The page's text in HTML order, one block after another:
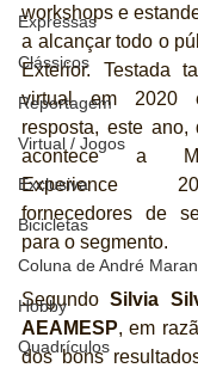
Expressas
Clássicos
Reportagem
Virtual / Jogos
Exclusiva
Bicicletas
Coluna de André
Hobby
Quadrículos
workshops e
a alcançar todo o
Exterior. Testada
virtual em 2020
resposta, este ano,
acontece a
Experience
fornecedores de
para o segmento.
Segundo Silvia
AEAMESP, em
dos bons